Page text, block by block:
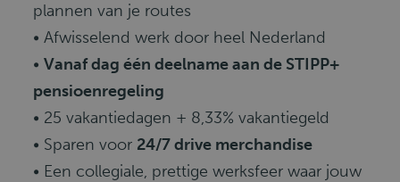
plannen van je routes
• Afwisselend werk door heel Nederland
• Vanaf dag één deelname aan de STIPP+
pensioenregeling
• 25 vakantiedagen + 8,33% vakantiegeld
• Sparen voor 24/7 drive merchandise
• Een collegiale, prettige werksfeer waar jouw